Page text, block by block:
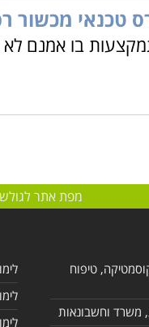
טכנאי מכשור
בו אמנם לא
מפת אתר לגולש
טיפוח
משרד וחשבונאות